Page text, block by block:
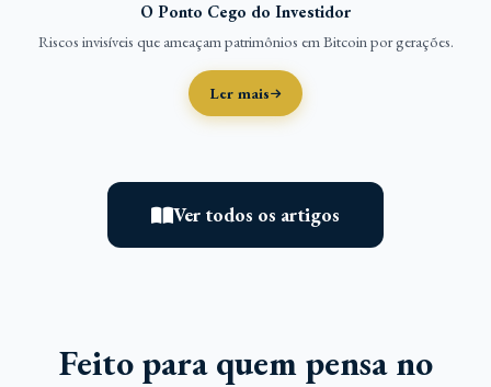
O Ponto Cego do Investidor
Riscos invisíveis que ameaçam patrimônios em Bitcoin por gerações.
Ler mais
Ver todos os artigos
Feito para quem pensa no